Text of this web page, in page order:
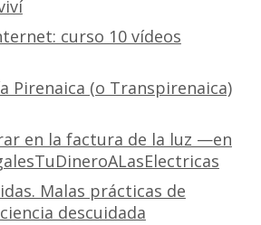
curso 10 vídeos
Pirenaica (o Transpirenaica)
en la factura de la luz —en
Malas prácticas de
descuidada